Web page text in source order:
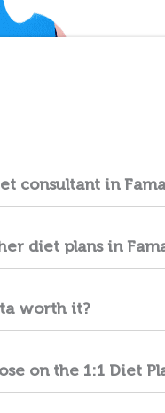
consultant in
diet plans in
worth it?
on the 1:1 Diet